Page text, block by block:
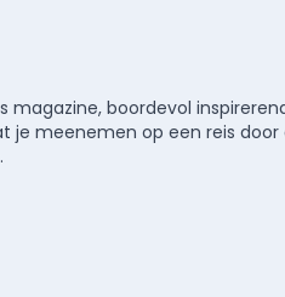
magazine, boordevol
je meenemen op een reis